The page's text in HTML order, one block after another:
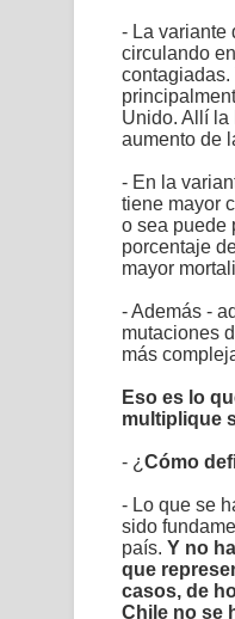
- La variante
circulando
Unido. Allí la
aumento de
- En la
tiene mayor
o sea puede
porcentaje
mayor
- Además -
mutaciones
más
Eso es lo
multiplique
- ¿ Cómo
- Lo que se
sido
país. Y no
que
casos, de
Chile no se